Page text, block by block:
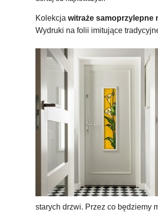
Kolekcja witraże samoprzylepne
Wydruki na folii imitujące
starych drzwi. Przez co będziemy